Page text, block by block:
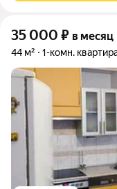
35 000 ₽ в месяц
44 м² 1-комн.